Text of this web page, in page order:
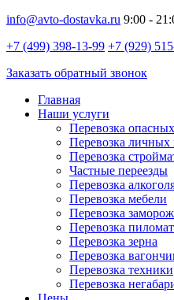
info@avto-dostavka.ru 9:00 -
+7 (499) 398-13-99 +7 (929)
Заказать обратный звонок
Главная
Наши услуги
Перевозка
Перевозка личных
Перевозка
Частные переезды
Перевозка
Перевозка мебели
Перевозка
Перевозка
Перевозка зерна
Перевозка
Перевозка техники
Перевозка